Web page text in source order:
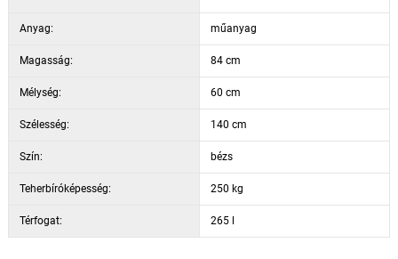
Anyag: műanyag
Magasság: 84 cm
Mélység: 60 cm
Szélesség: 140 cm
Szín: bézs
Teherbíróképesség: 250 kg
Térfogat: 265 l